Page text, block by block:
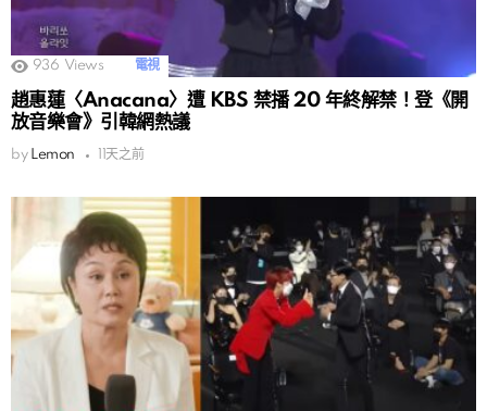
936 Views 電視
趙惠蓮〈Anacana〉遭 KBS 禁播 20 年終解禁！登《開
放音樂會》引韓網熱議
by Lemon 11天之前